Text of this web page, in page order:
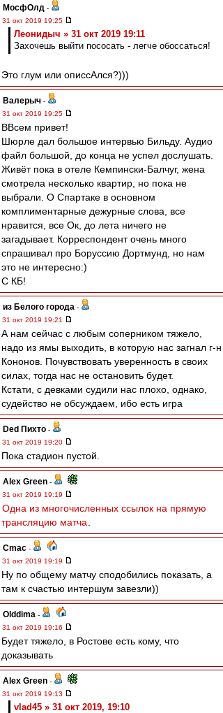
МосфОлд -
31 окт 2019 19:25
Леонидыч » 31 окт 2019 19:11
Захочешь выйти пососать - легче обоссаться!
Это глум или описсАлся?)))
Валерыч -
31 окт 2019 19:25
ВВсем привет!
Шюрле дал большое интервью Бильду. Аудио
файл большой, до конца не успел дослушать.
Живёт пока в отеле Кемпински-Балчуг, жена
смотрела несколько квартир, но пока не
выбрали. О Спартаке в основном
комплиментарные дежурные слова, все
нравится, все Ок, до лета ничего не
загадывает. Корреспондент очень много
спрашивал про Боруссию Дортмунд, но нам
это не интересно:)
С КБ!
из Белого города -
31 окт 2019 19:21
А нам сейчас с любым соперником тяжело,
надо из ямы выходить, в которую нас загнал г-н
Кононов. Почувствовать уверенность в своих
силах, тогда нас не остановить будет.
Кстати, с девками судили нас плохо, однако,
судейство не обсуждаем, ибо есть игра
Ded Пихто -
31 окт 2019 19:20
Пока стадион пустой.
Alex Green -
31 окт 2019 19:19
Одна из многочисленных ссылок на прямую
трансляцию матча
Cmac -
31 окт 2019 19:19
Ну по общему матчу сподобились показать, а
там к счастью интершум завезли))
Olddima -
31 окт 2019 19:16
Будет тяжело, в Ростове есть кому, что
доказывать
Alex Green -
31 окт 2019 19:13
vlad45 » 31 окт 2019, 19:10